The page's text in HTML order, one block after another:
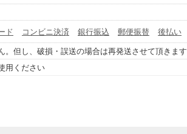
ド コンビニ決済 銀行振込 郵便振替
後払い
。但し、破損・誤送の場合は再発送させて頂きます
用ください